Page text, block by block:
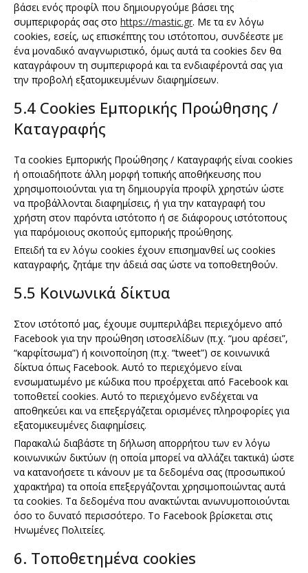
βάσει ενός προφίλ που δημιουργούμε βάσει της
συμπεριφοράς σας στο https://mastic.gr. Με τα εν λόγω
cookies, εσείς, ως επισκέπτης του ιστότοπου, συνδέεστε με
ένα μοναδικό αναγνωριστικό, όμως αυτά τα cookies δεν θα
καταγράφουν τη συμπεριφορά και τα ενδιαφέροντά σας για
την προβολή εξατομικευμένων διαφημίσεων.
5.4 Cookies Εμπορικής Προώθησης /
Καταγραφής
Τα cookies Εμπορικής Προώθησης / Καταγραφής είναι cookies
ή οποιαδήποτε άλλη μορφή τοπικής αποθήκευσης που
χρησιμοποιούνται για τη δημιουργία προφίλ χρηστών ώστε
να προβάλλονται διαφημίσεις, ή για την καταγραφή του
χρήστη στον παρόντα ιστότοπο ή σε διάφορους ιστότοπους
για παρόμοιους σκοπούς εμπορικής προώθησης.
Επειδή τα εν λόγω cookies έχουν επισημανθεί ως cookies
καταγραφής, ζητάμε την άδειά σας ώστε να τοποθετηθούν.
5.5 Κοινωνικά δίκτυα
Στον ιστότοπό μας, έχουμε συμπεριλάβει περιεχόμενο από
Facebook για την προώθηση ιστοσελίδων (π.χ. “μου αρέσει”,
“καρφίτσωμα”) ή κοινοποίηση (π.χ. “tweet”) σε κοινωνικά
δίκτυα όπως Facebook. Αυτό το περιεχόμενο είναι
ενσωματωμένο με κώδικα που προέρχεται από Facebook και
τοποθετεί cookies. Αυτό το περιεχόμενο ενδέχεται να
αποθηκεύει και να επεξεργάζεται ορισμένες πληροφορίες για
εξατομικευμένες διαφημίσεις.
Παρακαλώ διαβάστε τη δήλωση απορρήτου των εν λόγω
κοινωνικών δικτύων (η οποία μπορεί να αλλάζει τακτικά) ώστε
να κατανοήσετε τι κάνουν με τα δεδομένα σας (προσωπικού
χαρακτήρα) τα οποία επεξεργάζονται χρησιμοποιώντας αυτά
τα cookies. Τα δεδομένα που ανακτώνται ανωνυμοποιούνται
όσο το δυνατό περισσότερο. Το Facebook βρίσκεται στις
Ηνωμένες Πολιτείες.
6. Τοποθετημένα cookies